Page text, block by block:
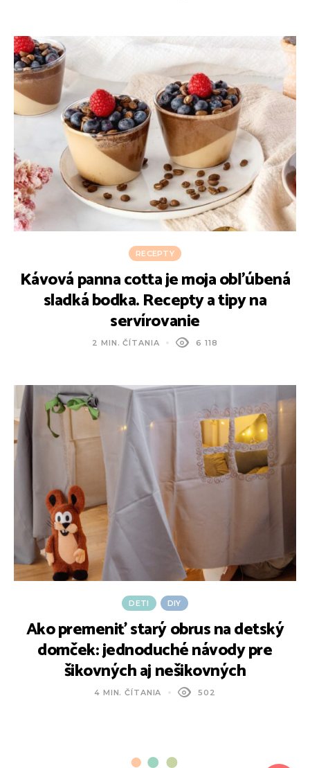
RECEPTY
Kávová panna cotta je moja obľúbená
sladká bodka. Recepty a tipy na
servírovanie
2 MIN. ČÍTANIA 6 118
DETI DIY
Ako premeniť starý obrus na detský
domček: jednoduché návody pre
šikovných aj nešikovných
4 MIN. ČÍTANIA 502